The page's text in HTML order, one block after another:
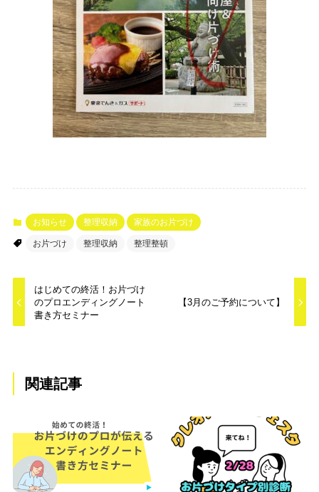
お知らせ 整理収納 家族のお片づけ
お片づけ 整理収納 整理整頓
はじめての終活！お片づけ
のプロエンディングノート
書き方セミナー
【3月のご予約について】
関連記事